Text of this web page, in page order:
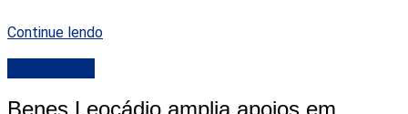
Continue lendo
Benes Leocádio amplia apoios em